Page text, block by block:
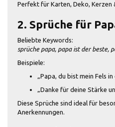
Perfekt für Karten, Deko, Kerzen
2. Sprüche für
Beliebte Keywords:
sprüche papa, papa ist der beste,
Beispiele:
„Papa, du bist mein Fels
„Danke für deine Stärke
Diese Sprüche sind ideal für
Anerkennungen.